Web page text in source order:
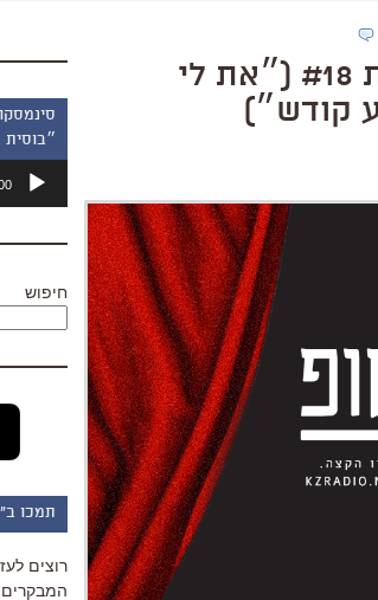
סינמסקופ ברדיו הקצה, תוכנית #18 (״את לי
קודש״)
אודיו
חיפוש
תמכו
רוצים